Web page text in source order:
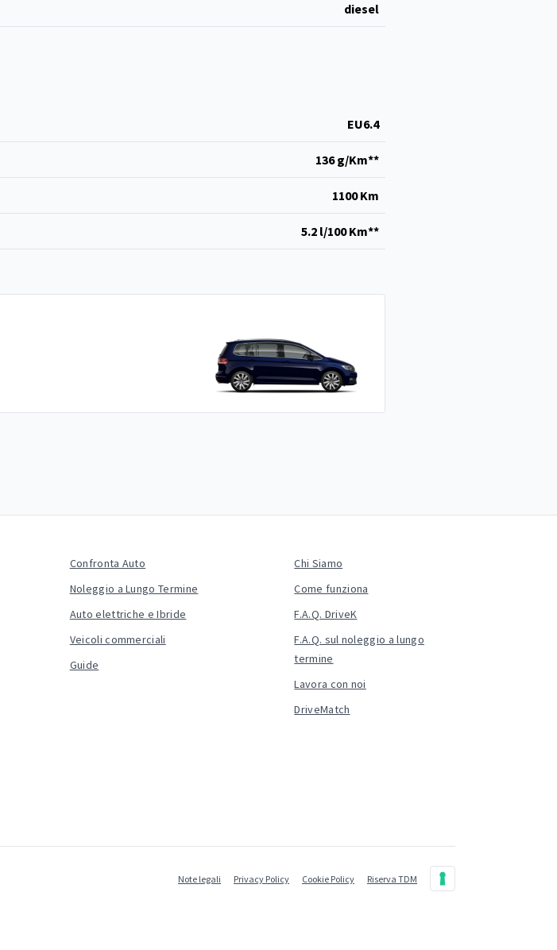
diesel
EU6.4
136 g/Km**
1100 Km
5.2 l/100 Km**
Confronta Auto
Noleggio a Lungo Termine
Auto elettriche e Ibride
Veicoli commerciali
Guide
Chi Siamo
Come funziona
F.A.Q. DriveK
F.A.Q. sul noleggio a lungo
termine
Lavora con noi
DriveMatch
Note legali Privacy Policy Cookie Policy Riserva TDM